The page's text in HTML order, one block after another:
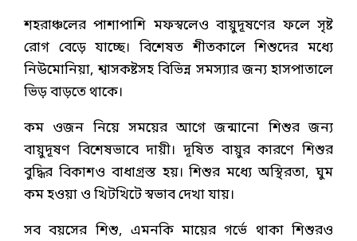
শহরাঞ্চলের পাশাপাশি মফস্বলেও বায়ুদূষণের ফলে সৃষ্ট
রোগ বেড়ে যাচ্ছে। বিশেষত শীতকালে শিশুদের মধ্যে
নিউমোনিয়া, শ্বাসকষ্টসহ বিভিন্ন সমস্যার জন্য হাসপাতালে
ভিড় বাড়তে থাকে।
কম ওজন নিয়ে সময়ের আগে জন্মানো শিশুর জন্য
বায়ুদূষণ বিশেষভাবে দায়ী। দূষিত বায়ুর কারণে শিশুর
বুদ্ধির বিকাশও বাধাগ্রস্ত হয়। শিশুর মধ্যে অস্থিরতা, ঘুম
কম হওয়া ও খিটখিটে স্বভাব দেখা যায়।
সব বয়সের শিশু, এমনকি মায়ের গর্ভে থাকা শিশুরও